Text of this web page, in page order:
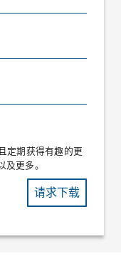
定期获得有趣的更
更多。
请求下载